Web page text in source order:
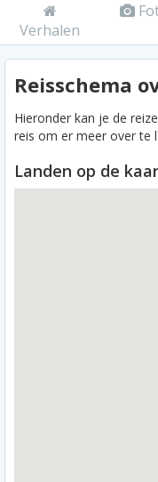
Verhalen
Reisschema
Hieronder kan je de
reis om er meer over te
Landen op de